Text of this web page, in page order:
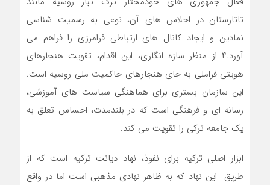
تاتارستان در اجلاس های آن، نوعی به رسمیت شناسی
نمادین و ایجاد کانال های ارتباطی فرامرزی را فراهم می
آورد.۴ از منظر سازه انگاری، این اقدام، تقویت هنجارهای
هویتی فراملی به جای هنجارهای حاکمیت ملی روسیه است.
این سازمان بستری برای هماهنگی سیاست های آموزشی،
رسانه ای و فرهنگی است که در بلندمدت، احساس تعلق به
یک جامعه ترکی را تقویت می کند.
ابزار اصلی ترکیه برای نفوذ، نهاد دیانت ترکیه است که از
طریق این نهاد که به ظاهر نهادی مذهبی است اما در واقع